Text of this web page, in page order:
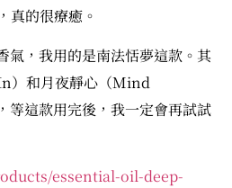
真的很療癒。
氣，我用的是南法恬夢這款。其
）和月夜靜心（Mind
等這款用完後，我一定會再試試
essential-oil-deep-